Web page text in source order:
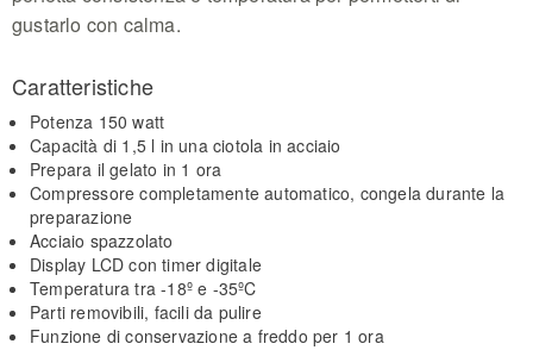
gustarlo con calma.
Caratteristiche
Potenza 150 watt
Capacità di 1,5 l in una ciotola in acciaio
Prepara il gelato in 1 ora
Compressore completamente automatico, congela durante la
preparazione
Acciaio spazzolato
Display LCD con timer digitale
Temperatura tra -18º e -35ºC
Parti removibili, facili da pulire
Funzione di conservazione a freddo per 1 ora